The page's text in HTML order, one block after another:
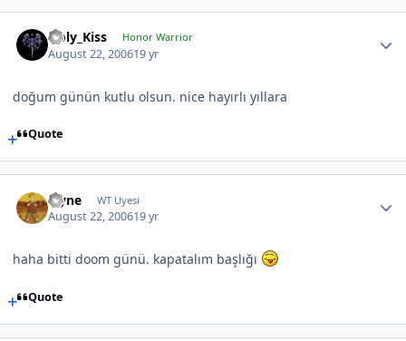
Holy_Kiss Honor Warrior
August 22, 200619 yr
doğum günün kutlu olsun. nice hayırlı yıllara
Quote
layne WT Uyesi
August 22, 200619 yr
haha bitti doom günü. kapatalım başlığı
Quote